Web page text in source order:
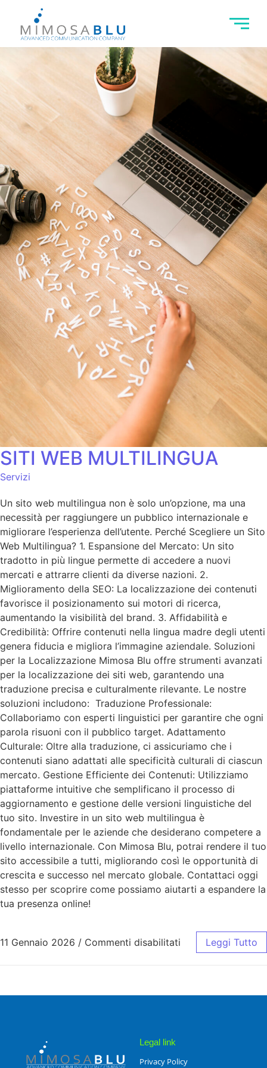
SITI WEB MULTILINGUA
Servizi
Un sito web multilingua non è solo un’opzione, ma una
necessità per raggiungere un pubblico internazionale e
migliorare l’esperienza dell’utente. Perché Scegliere un Sito
Web Multilingua? 1. Espansione del Mercato: Un sito
tradotto in più lingue permette di accedere a nuovi
mercati e attrarre clienti da diverse nazioni. 2.
Miglioramento della SEO: La localizzazione dei contenuti
favorisce il posizionamento sui motori di ricerca,
aumentando la visibilità del brand. 3. Affidabilità e
Credibilità: Offrire contenuti nella lingua madre degli utenti
genera fiducia e migliora l’immagine aziendale. Soluzioni
per la Localizzazione Mimosa Blu offre strumenti avanzati
per la localizzazione dei siti web, garantendo una
traduzione precisa e culturalmente rilevante. Le nostre
soluzioni includono: Traduzione Professionale:
Collaboriamo con esperti linguistici per garantire che ogni
parola risuoni con il pubblico target. Adattamento
Culturale: Oltre alla traduzione, ci assicuriamo che i
contenuti siano adattati alle specificità culturali di ciascun
mercato. Gestione Efficiente dei Contenuti: Utilizziamo
piattaforme intuitive che semplificano il processo di
aggiornamento e gestione delle versioni linguistiche del
tuo sito. Investire in un sito web multilingua è
fondamentale per le aziende che desiderano competere a
livello internazionale. Con Mimosa Blu, potrai rendere il tuo
sito accessibile a tutti, migliorando così le opportunità di
crescita e successo nel mercato globale. Contattaci oggi
stesso per scoprire come possiamo aiutarti a espandere la
tua presenza online!
11 Gennaio 2026 / Commenti disabilitati Leggi Tutto
Legal link
Privacy Policy